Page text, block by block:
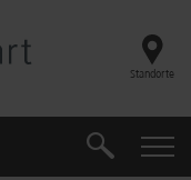
Standorte
Suche